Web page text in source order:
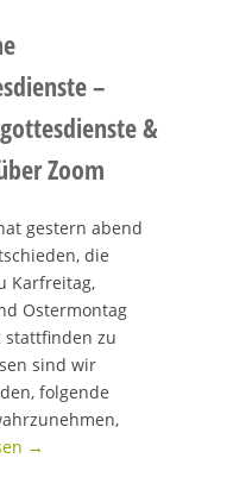
–
&
Zoom
gestern abend
die
Karfreitag,
Ostermontag
stattfinden zu
sind wir
folgende
→